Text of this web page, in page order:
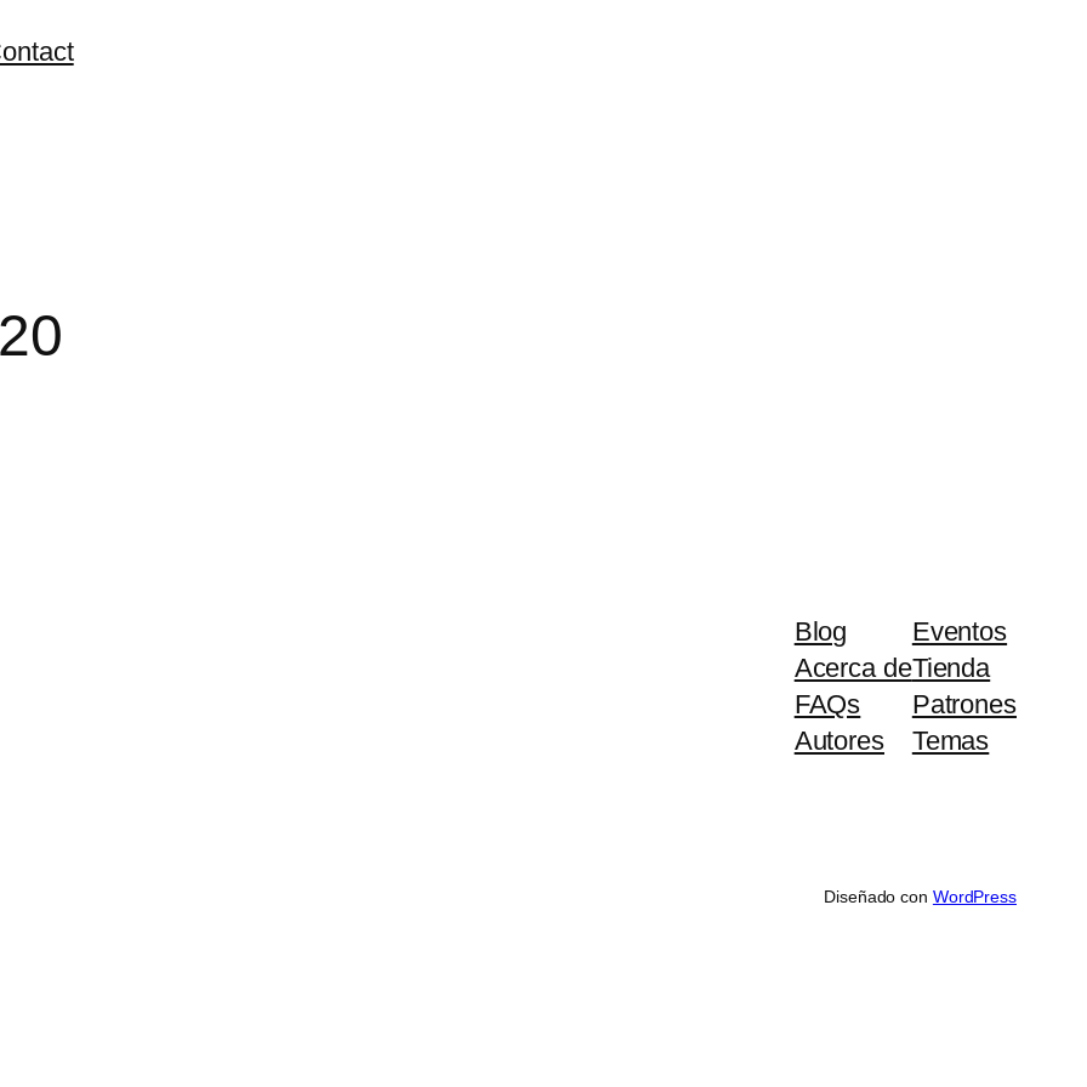
Blog
Acerca de
FAQs
Autores
Eventos
Tienda
Patrones
Temas
Diseñado con WordPress